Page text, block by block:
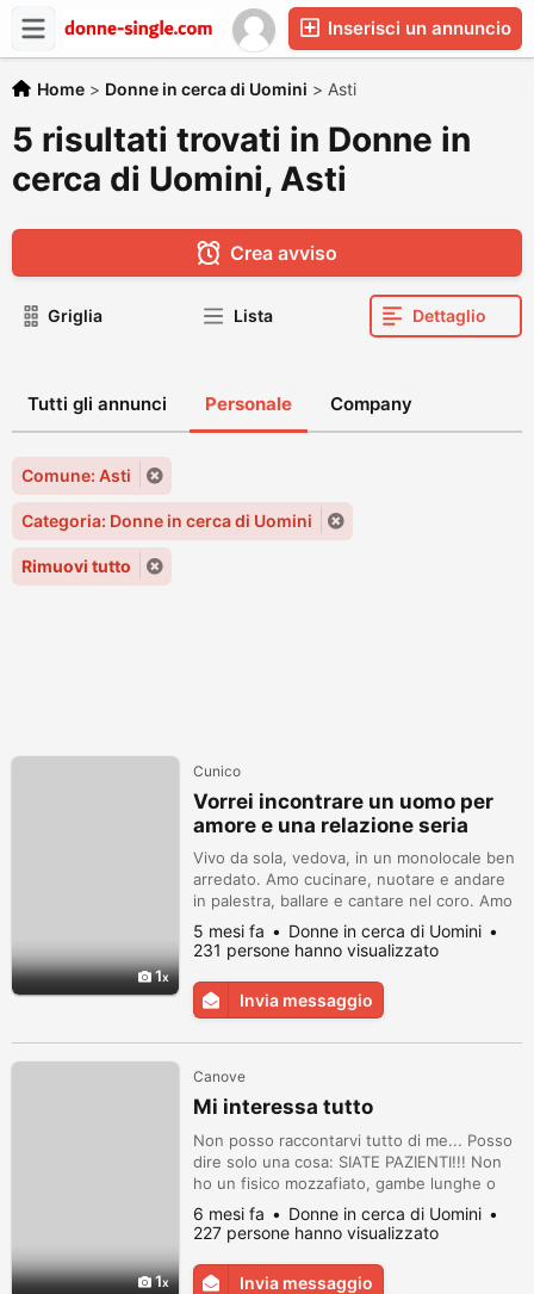
Inserisci un annuncio
Home > Donne in cerca di Uomini > Asti
5 risultati trovati in Donne in
cerca di Uomini, Asti
Crea avviso
Griglia Lista Dettaglio
Tutti gli annunci Personale Company
Comune: Asti
Categoria: Donne in cerca di Uomini
Rimuovi tutto
1
Cunico
Vorrei incontrare un uomo per
amore e una relazione seria
Vivo da sola, vedova, in un monolocale ben
arredato. Amo cucinare, nuotare e andare
in palestra, ballare e cantare nel coro. Amo
leggere e vorrei incontrare un uomo
perbene, libero da cattive abitudini, un
tuttofare!
5 mesi fa
Donne in cerca di Uomini
231 persone hanno visualizzato
Invia messaggio
1
Canove
Mi interessa tutto
Non posso raccontarvi tutto di me... Posso
dire solo una cosa: SIATE PAZIENTI!!! Non
ho un fisico mozzafiato, gambe lunghe o
altri attributi femminili, ma mia madre mi ha
benedetta con occhi meravigliosi e un
cuore gentile.
6 mesi fa
Donne in cerca di Uomini
227 persone hanno visualizzato
Invia messaggio